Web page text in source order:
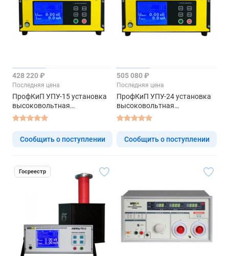
428 220 ₽
Последняя цена
ПрофКиП УПУ-15 установка
высоковольтная
испытательная пробойная
Сообщить о поступлении
505 080 ₽
Последняя цена
ПрофКиП УПУ-24 установка
высоковольтная
испытательная пробойная
Сообщить о поступлении
Госреестр